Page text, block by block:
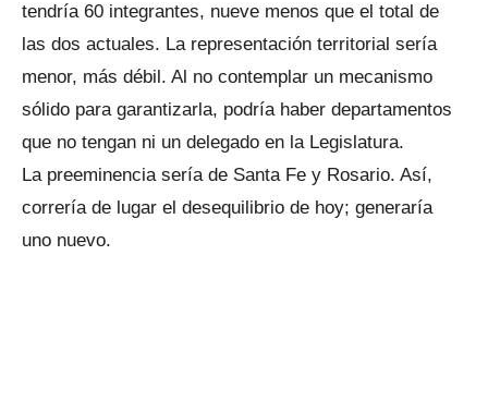
tendría 60 integrantes, nueve menos que el total de
las dos actuales. La representación territorial sería
menor, más débil. Al no contemplar un mecanismo
sólido para garantizarla, podría haber departamentos
que no tengan ni un delegado en la Legislatura.
La preeminencia sería de Santa Fe y Rosario. Así,
correría de lugar el desequilibrio de hoy; generaría
uno nuevo.